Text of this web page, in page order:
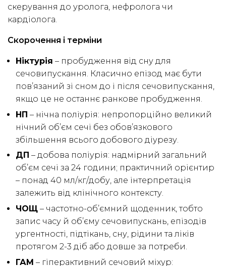
скерування до уролога, нефролога чи
кардіолога.
Скорочення і терміни
Ніктурія – пробудження від сну для
сечовипускання. Класично епізод має бути
пов’язаний зі сном до і після сечовипускання,
якщо це не останнє ранкове пробудження.
НП – нічна поліурія: непропорційно великий
нічний об’єм сечі без обов’язкового
збільшення всього добового діурезу.
ДП – добова поліурія: надмірний загальний
об’єм сечі за 24 години; практичний орієнтир
– понад 40 мл/кг/добу, але інтерпретація
залежить від клінічного контексту.
ЧОЩ – частотно-об’ємний щоденник, тобто
запис часу й об’єму сечовипускань, епізодів
ургентності, підтікань, сну, рідини та ліків
протягом 2-3 діб або довше за потреби.
ГАМ – гіперактивний сечовий міхур: